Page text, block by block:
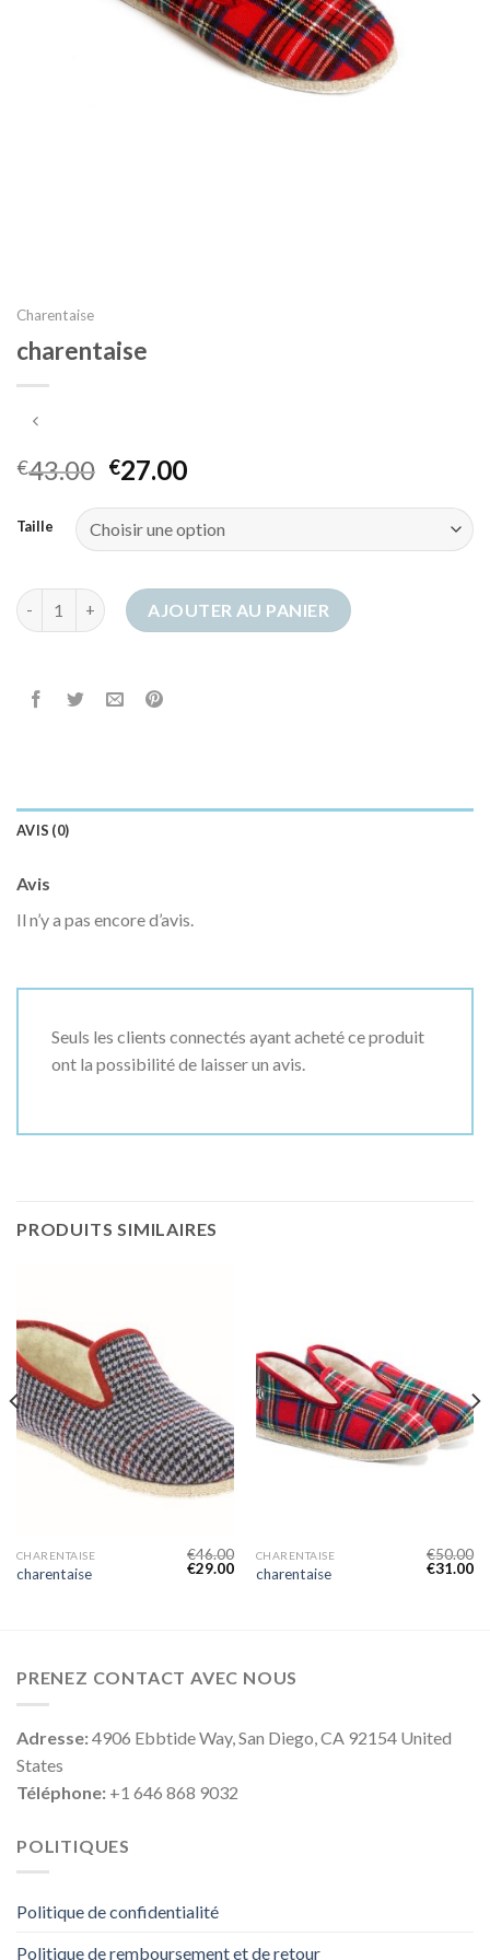
Charentaise
charentaise
€43.00 €27.00
Taille
quantité de charentaiseAJOUTER AU PANIER
AVIS (0)
Avis
Il n’y a pas encore d’avis.
Seuls les clients connectés ayant acheté ce produit
ont la possibilité de laisser un avis.
PRODUITS SIMILAIRES
CHARENTAISE
charentaise
€46.00
€29.00
CHARENTAISE
charentaise
€50.00
€31.00
PRENEZ CONTACT AVEC NOUS
Adresse:4906 Ebbtide Way, San Diego, CA 92154 United
States
Téléphone: +1 646 868 9032
POLITIQUES
Politique de confidentialité
Politique de remboursement et de retour